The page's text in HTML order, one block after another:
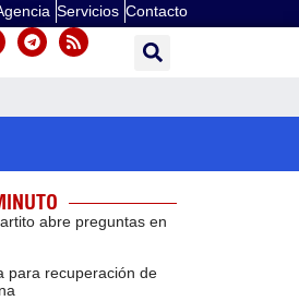
Servicios Contacto
abre preguntas en
para recuperación de